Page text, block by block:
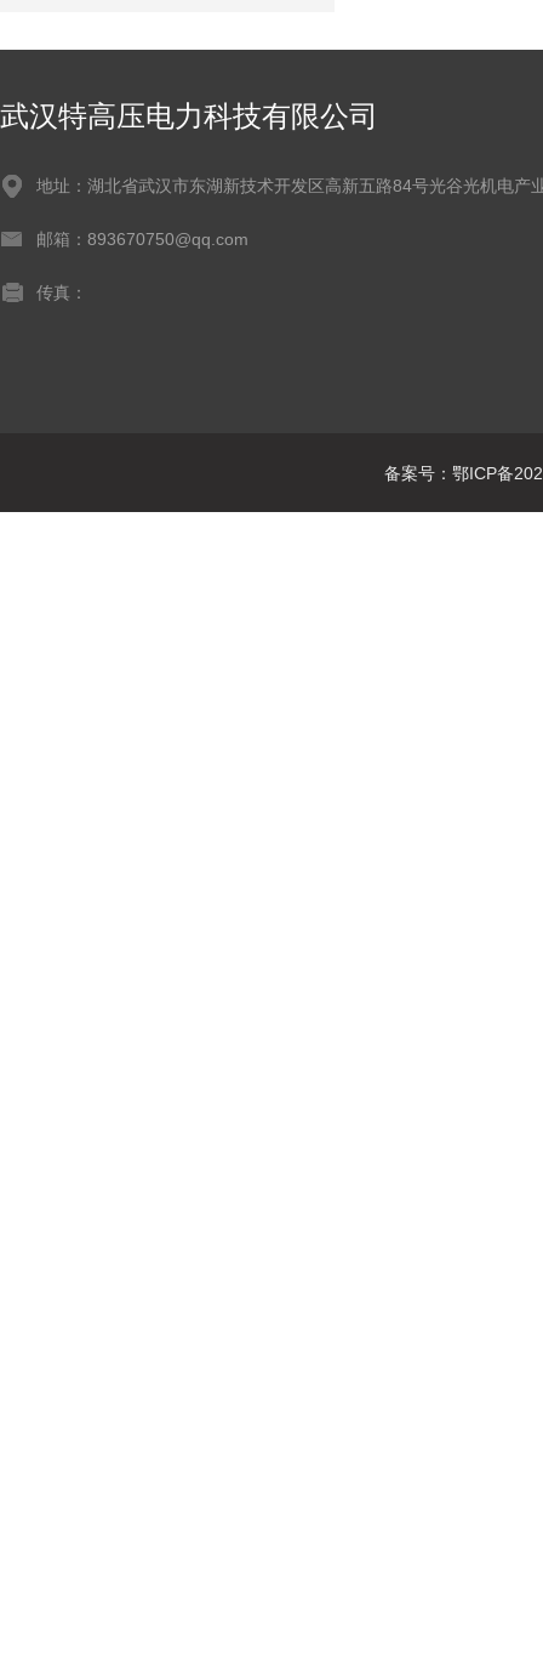
武汉特高压电力科技有限公司
地址：湖北省武汉市东湖新技术开发区高新五路84号光谷光机电产
邮箱：893670750@qq.com
传真：
备案号：鄂ICP备